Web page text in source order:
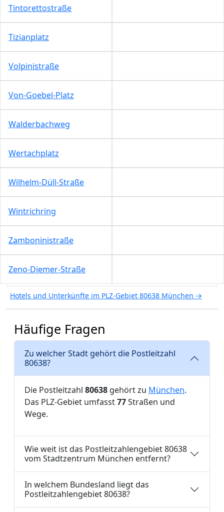
Tintorettostraße
Tizianplatz
Volpinistraße
Von-Goebel-Platz
Walderbachweg
Wertachplatz
Wilhelm-Düll-Straße
Wintrichring
Zamboninistraße
Zeno-Diemer-Straße
Hotels und Unterkünfte im PLZ-Gebiet 80638 München →
Häufige Fragen
Zu welcher Stadt gehört die Postleitzahl
80638?
Die Postleitzahl 80638 gehört zu München.
Das PLZ-Gebiet umfasst77Straßen und
Wege.
Wie weit ist das Postleitzahlengebiet 80638
vom Stadtzentrum München entfernt?
In welchem Bundesland liegt das
Postleitzahlengebiet 80638?